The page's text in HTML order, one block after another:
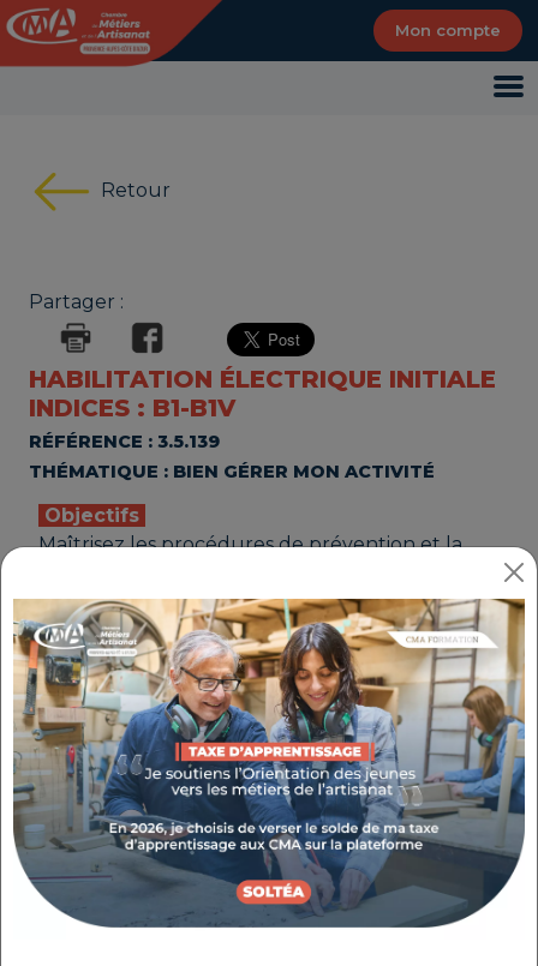
Mon compte
Retour
Partager :
HABILITATION ÉLECTRIQUE INITIALE
INDICES : B1-B1V
RÉFÉRENCE : 3.5.139
THÉMATIQUE : BIEN GÉRER MON ACTIVITÉ
Objectifs
Maîtrisez les procédures de prévention et la
conformément au décret de 2010 et à la norme
NF C 18-510. Réalisez en sécurité des
consignations, des travaux et des interventions
sur des installations électriques basse tension.
Les +
Atelier participatif en petit groupe
Animation par des consultants experts
Montage du dossier de prise en charge de
la formation
Public
Panneau de gestion des cookies